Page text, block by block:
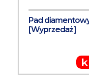
Pad
[Wyprzedaż]